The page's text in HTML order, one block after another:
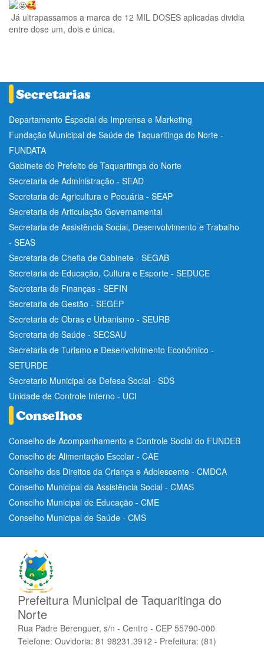
Já ultrapassamos a marca de 12 MIL DOSES aplicadas dividia
entre dose um, dois e única.
Departamento Especial de Imprensa e Marketing
Fundação Municipal de Saúde de Taquaritinga do Norte -
FUNDATA
Gabinete do Prefeito de Taquaritinga do Norte
Secretaria de Administração - SEAD
Secretaria de Agricultura e Pecuária - SEAP
Secretaria de Articulação Governamental
Secretaria de Assistência Social, Desenvolvimento e Trabalho
- SEAS
Secretaria de Chefia de Gabinete - SEGAB
Secretaria de Educação, Cultura e Esporte - SEDUCE
Secretaria de Finanças - SEFIN
Secretaria de Gestão - SEGEP
Secretaria de Obras e Urbanismo - SEURB
Secretaria de Saúde - SECSAU
Secretaria de Turismo e Desenvolvimento Econômico -
SETURDE
Secretario Municipal de Defesa Social - SDS
Unidade de Controle Interno - UCI
Conselho de Acompanhamento e Controle Social do FUNDEB
Conselho de Alimentação Escolar - CAE
Conselho dos Direitos da Criança e Adolescente - CMDCA
Conselho Municipal da Assistência Social - CMAS
Conselho Municipal de Educação - CME
Conselho Municipal de Saúde - CMS
Prefeitura Municipal de Taquaritinga do
Norte
Rua Padre Berenguer, s/n - Centro - CEP 55790-000
Telefone: Ouvidoria: 81 98231.3912 - Prefeitura: (81)